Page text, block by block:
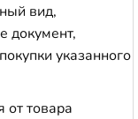
вид,
документ,
указанного
от товара